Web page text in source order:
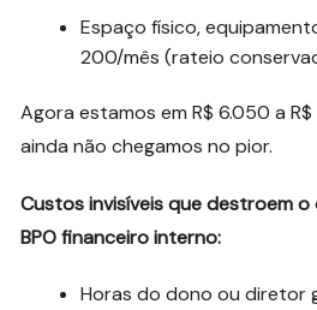
Espaço físico,
200/mês (rateio
Agora estamos em R$ 6.050 a R$
ainda não chegamos no pior.
Custos invisíveis que destroem
BPO financeiro interno:
Horas do dono ou diretor